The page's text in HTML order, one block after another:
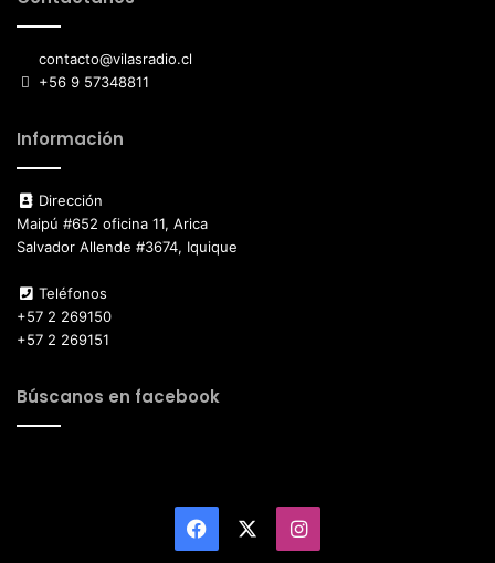
contacto@vilasradio.cl
+56 9 57348811
Información
Dirección
Maipú #652 oficina 11, Arica
Salvador Allende #3674, Iquique
Teléfonos
+57 2 269150
+57 2 269151
Búscanos en facebook
Facebook Instagram